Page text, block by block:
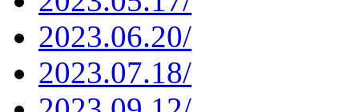
2023.06.20/
2023.07.18/